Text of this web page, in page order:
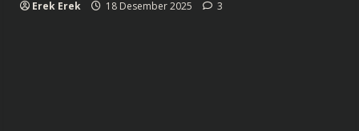
Erek Erek 18 Desember 2025 3